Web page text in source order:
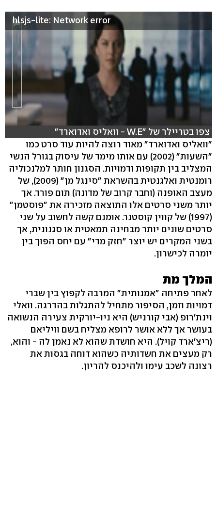
hlsjs-lite: Network error
צפו בטריילר של "W.E - וואליס ואדוארד"
"וואליס ואדוארד" מאוד רוצה להיות עוד סרט כמו
"השעות" (2002) עם אותו מימד של עיסוק בגורל הנשי
המצליב בין תקופות ודמויות. הסגנון חותר למלנכוליה
רומנטית ואלגנטית בהשראת "סינגל מן" (2009), של
מעצב האופנה (וחבר קרוב של מדונה) תום פורד. אך
יותר משני סרטים אלו התוצאה מזכירה את "פוסטמן"
(1997) של קווין קוסטנר. אומנם קשה לחשוב על שני
סרטים שונים יותר מבחינה תמאטית או סגנונית, אך
בשני המקרים יש יוצר "חזק מדי" עם יחס הפוך בין
יומרה לכישרון.
המלך מת
לאחר פתיחה "אמנותית" המרבה לקפוץ בין שברי
דמויות וזמן, הסיפור מתחיל להתגלות בהדרגה. וואלי
וינת'רופ (אבי קורניש) היא ניו-יורקית צעירה הנשואה
בעושר אך ללא אושר לרופא מצליח בשם וויליאם
(ריצ'ארד קויל). היא חושדת שהוא לא נאמן לה - והוא,
רק מעצים את חשדותיה כשהוא דוחה בגסות את
רצונה לשכב עימו ולהיכנס להריון.